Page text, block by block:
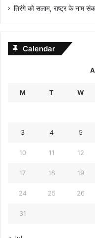
तिरंगे को सलाम, राष्ट्र के नाम
Calendar
M T W
3 4 5
10 11 12
17 18 19
24 25 26
31